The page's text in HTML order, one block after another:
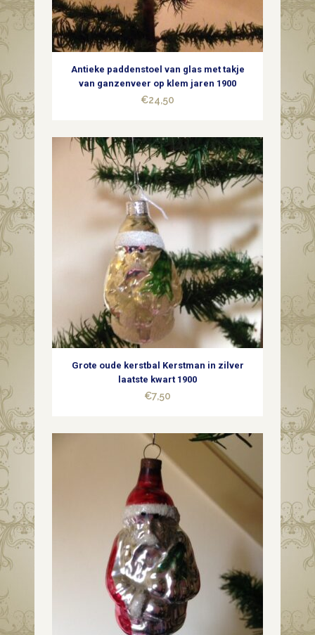
Antieke paddenstoel van glas met takje
van ganzenveer op klem jaren 1900
€24,50
Grote oude kerstbal Kerstman in zilver
laatste kwart 1900
€7,50